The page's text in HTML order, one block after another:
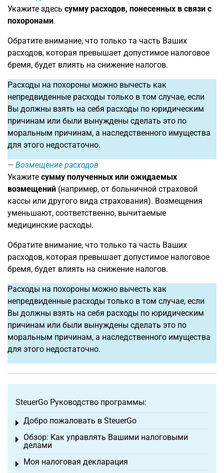
Укажите здесь сумму расходов, понесенных в связи с
похоронами.
Обратите внимание, что только та часть Ваших
расходов, которая превышает допустимое налоговое
бремя, будет влиять на снижение налогов.
Расходы на похороны можно вычесть как
непредвиденные расходы только в том случае, если
Вы должны взять на себя расходы по юридическим
причинам или были вынуждены сделать это по
моральным причинам, а наследственного имущества
для этого недостаточно.
Возмещение расходов
Укажите сумму полученных или ожидаемых
возмещений (например, от больничной страховой
кассы или другого вида страхования). Возмещения
уменьшают, соответственно, вычитаемые
медицинские расходы.
Обратите внимание, что только та часть Ваших
расходов, которая превышает допустимое налоговое
бремя, будет влиять на снижение налогов.
Расходы на похороны можно вычесть как
непредвиденные расходы только в том случае, если
Вы должны взять на себя расходы по юридическим
причинам или были вынуждены сделать это по
моральным причинам, а наследственного имущества
для этого недостаточно.
SteuerGo Руководство программы:
Добро пожаловать в SteuerGo
Toggle menu
Обзор: Как управлять Вашими налоговыми
делами
Toggle menu
Моя налоговая декларация
Toggle menu